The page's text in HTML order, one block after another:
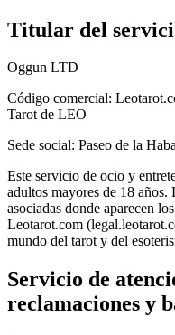
Titular del
Oggun LTD
Código comercial:
Tarot de LEO
Sede social: Paseo de la
Este servicio de ocio y
adultos mayores de 18
asociadas donde aparecen
Leotarot.com
mundo del tarot y del
Servicio de
reclamaciones y